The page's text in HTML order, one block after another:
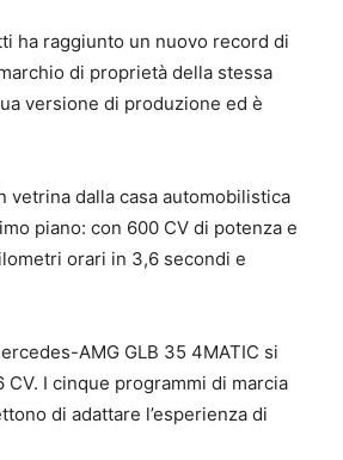
ha raggiunto un nuovo record di
di proprietà della stessa
versione di produzione ed è
vetrina dalla casa automobilistica
piano: con 600 CV di potenza e
orari in 3,6 secondi e
AMG GLB 35 4MATIC si
I cinque programmi di marcia
di adattare l’esperienza di